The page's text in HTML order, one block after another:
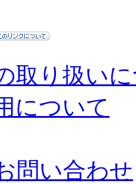
取り扱い
について
問い合わせ